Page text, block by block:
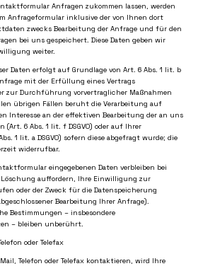
Anfragen zukommen lassen, werden
Anfrageformular inklusive der von Ihnen dort
zwecks Bearbeitung der Anfrage und für den
bei uns gespeichert. Diese Daten geben wir
weiter.
Daten erfolgt auf Grundlage von Art. 6 Abs. 1 lit. b
mit der Erfüllung eines Vertrags
zur Durchführung vorvertraglicher Maßnahmen
übrigen Fällen beruht die Verarbeitung auf
Interesse an der effektiven Bearbeitung der an uns
6 Abs. 1 lit. f DSGVO) oder auf Ihrer
1 lit. a DSGVO) sofern diese abgefragt wurde; die
widerrufbar.
eingegebenen Daten verbleiben bei
auffordern, Ihre Einwilligung zur
oder der Zweck für die Datenspeicherung
Bearbeitung Ihrer Anfrage).
Bestimmungen – insbesondere
– bleiben unberührt.
oder Telefax
Telefon oder Telefax kontaktieren, wird Ihre